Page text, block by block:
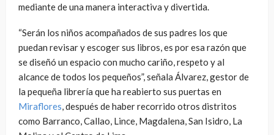
mediante de una manera interactiva y divertida.
“Serán los niños acompañados de sus padres los que
puedan revisar y escoger sus libros, es por esa razón que
se diseñó un espacio con mucho cariño, respeto y al
alcance de todos los pequeños”, señala Álvarez, gestor de
la pequeña librería que ha reabierto sus puertas en
Miraflores, después de haber recorrido otros distritos
como Barranco, Callao, Lince, Magdalena, San Isidro, La